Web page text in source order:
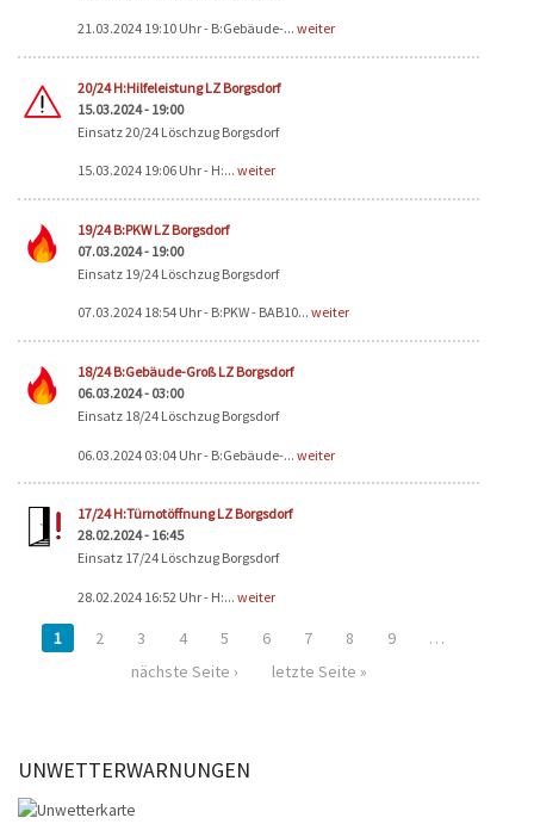
21.03.2024 19:10 Uhr - B:Gebäude-... weiter
20/24 H:Hilfeleistung LZ Borgsdorf
15.03.2024 - 19:00
Einsatz 20/24 Löschzug Borgsdorf
15.03.2024 19:06 Uhr - H:... weiter
19/24 B:PKW LZ Borgsdorf
07.03.2024 - 19:00
Einsatz 19/24 Löschzug Borgsdorf
07.03.2024 18:54 Uhr - B:PKW - BAB10... weiter
18/24 B:Gebäude-Groß LZ Borgsdorf
06.03.2024 - 03:00
Einsatz 18/24 Löschzug Borgsdorf
06.03.2024 03:04 Uhr - B:Gebäude-... weiter
17/24 H:Türnotöffnung LZ Borgsdorf
28.02.2024 - 16:45
Einsatz 17/24 Löschzug Borgsdorf
28.02.2024 16:52 Uhr - H:... weiter
1 2 3 4 5 6 7 8 9
…
nächste Seite ›
letzte Seite »
UNWETTERWARNUNGEN